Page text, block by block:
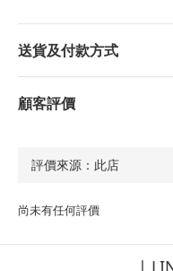
送貨及付款方式
顧客評價
尚未有任何評價